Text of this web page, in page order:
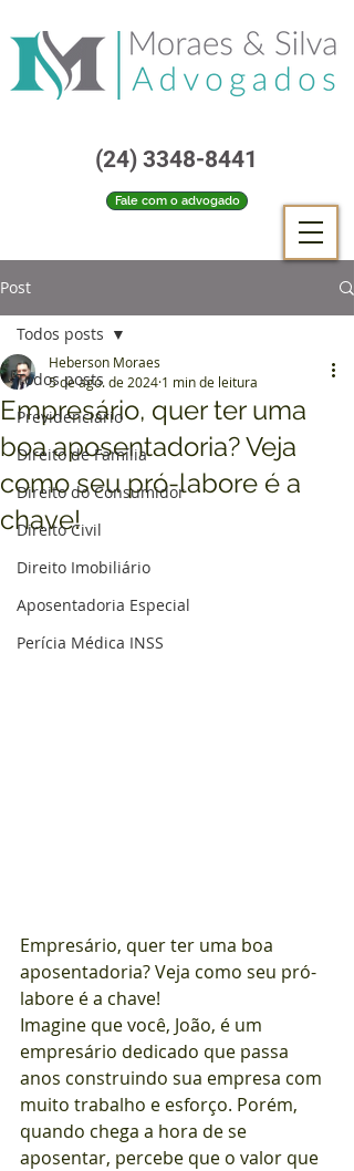
Fale com o advogado
(24) 3348-8441
Post
Todos posts
Previdenciário
Direito de Família
Direito do Consumidor
Direito Civil
Direito Imobiliário
Aposentadoria Especial
Perícia Médica INSS
Todos posts
Empresário, quer ter uma
boa aposentadoria? Veja
como seu pró-labore é a
chave!
Heberson Moraes
5 de ago. de 2024 1 min de leitura
Empresário, quer ter uma boa
aposentadoria? Veja como seu pró-
labore é a chave!
Imagine que você, João, é um
empresário dedicado que passa
anos construindo sua empresa com
muito trabalho e esforço. Porém,
quando chega a hora de se
aposentar, percebe que o valor que